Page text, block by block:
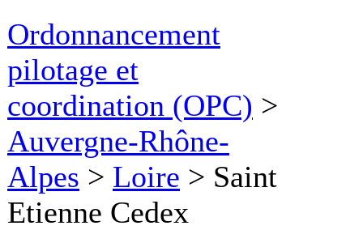
Ordonnancement
pilotage et
coordination (OPC) >
Auvergne-Rhône-
Alpes > Loire > Saint
Etienne Cedex